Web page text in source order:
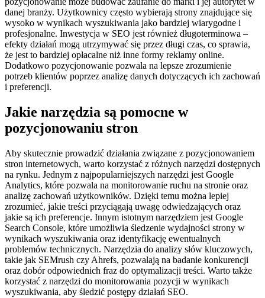
danej branży. Użytkownicy często wybierają strony znajdujące się
wysoko w wynikach wyszukiwania jako bardziej wiarygodne i
profesjonalne. Inwestycja w SEO jest również długoterminowa –
efekty działań mogą utrzymywać się przez długi czas, co sprawia,
że jest to bardziej opłacalne niż inne formy reklamy online.
Dodatkowo pozycjonowanie pozwala na lepsze zrozumienie
potrzeb klientów poprzez analizę danych dotyczących ich zachowań
i preferencji.
Jakie narzędzia są pomocne w
pozycjonowaniu stron
Aby skutecznie prowadzić działania związane z pozycjonowaniem
stron internetowych, warto korzystać z różnych narzędzi dostępnych
na rynku. Jednym z najpopularniejszych narzędzi jest Google
Analytics, które pozwala na monitorowanie ruchu na stronie oraz
analizę zachowań użytkowników. Dzięki temu można lepiej
zrozumieć, jakie treści przyciągają uwagę odwiedzających oraz
jakie są ich preferencje. Innym istotnym narzędziem jest Google
Search Console, które umożliwia śledzenie wydajności strony w
wynikach wyszukiwania oraz identyfikację ewentualnych
problemów technicznych. Narzędzia do analizy słów kluczowych,
takie jak SEMrush czy Ahrefs, pozwalają na badanie konkurencji
oraz dobór odpowiednich fraz do optymalizacji treści. Warto także
korzystać z narzędzi do monitorowania pozycji w wynikach
wyszukiwania, aby śledzić postępy działań SEO.